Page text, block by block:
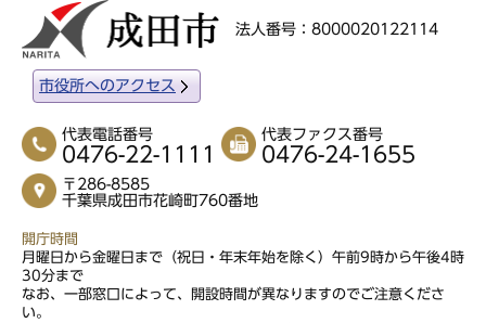
法人番号：8000020122114
市役所へのアクセス
代表電話番号
0476-22-1111
代表ファクス番号
0476-24-1655
〒286-8585
千葉県成田市花崎町760番地
開庁時間
月曜日から金曜日まで（祝日・年末年始を除く）午前9時から午後4時
30分まで
なお、一部窓口によって、開設時間が異なりますのでご注意くださ
い。